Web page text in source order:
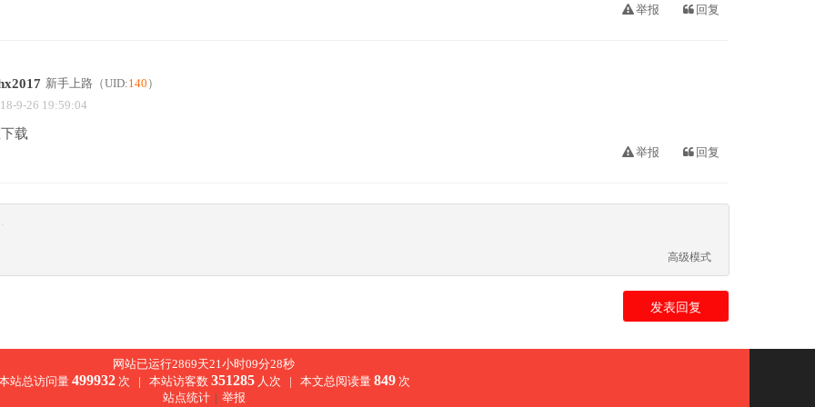
举报 回复
新手上路 （UID:140 ）
9-26 19:59:04
载
举报 回复
高级模式
发表回复
网站已运行2869天21小时09分29秒
站总访问量 499932次 | 本站访客数 351285人次 | 本文总阅读量 849次
站点统计 | 举报